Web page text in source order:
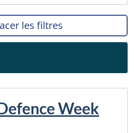
les filtres
Week